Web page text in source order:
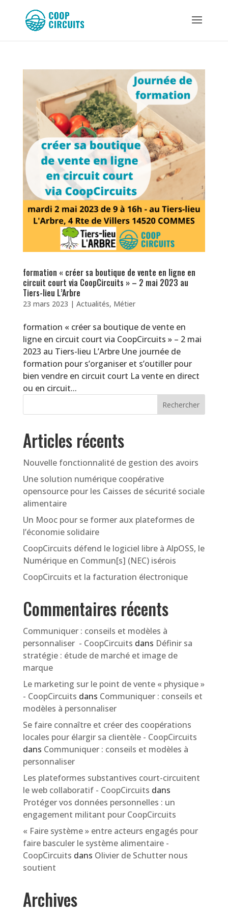
formation « créer sa boutique de vente en ligne en
circuit court via CoopCircuits » – 2 mai 2023 au
Tiers-lieu L’Arbre
23 mars 2023 | Actualités, Métier
formation « créer sa boutique de vente en
ligne en circuit court via CoopCircuits » – 2 mai
2023 au Tiers-lieu L’Arbre Une journée de
formation pour s’organiser et s’outiller pour
bien vendre en circuit court La vente en direct
ou en circuit...
Articles récents
Nouvelle fonctionnalité de gestion des avoirs
Une solution numérique coopérative
opensource pour les Caisses de sécurité sociale
alimentaire
Un Mooc pour se former aux plateformes de
l’économie solidaire
CoopCircuits défend le logiciel libre à AlpOSS, le
Numérique en Commun[s] (NEC) isérois
CoopCircuits et la facturation électronique
Commentaires récents
Communiquer : conseils et modèles à
personnaliser - CoopCircuits dans Définir sa
stratégie : étude de marché et image de
marque
Le marketing sur le point de vente « physique »
- CoopCircuits dans Communiquer : conseils et
modèles à personnaliser
Se faire connaître et créer des coopérations
locales pour élargir sa clientèle - CoopCircuits
dans Communiquer : conseils et modèles à
personnaliser
Les plateformes substantives court-circuitent
le web collaboratif - CoopCircuits dans
Protéger vos données personnelles : un
engagement militant pour CoopCircuits
« Faire système » entre acteurs engagés pour
faire basculer le système alimentaire -
CoopCircuits dans Olivier de Schutter nous
soutient
Archives